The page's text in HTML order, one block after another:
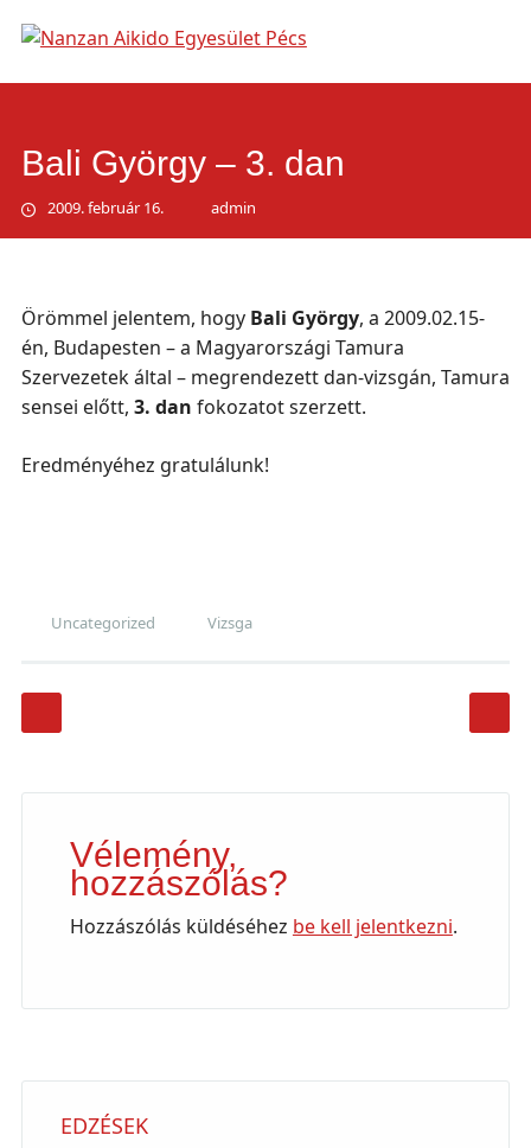
menu
Bali György – 3. dan
2009. február 16. admin
Örömmel jelentem, hogy Bali György, a 2009.02.15-
én, Budapesten – a Magyarországi Tamura
Szervezetek által – megrendezett dan-vizsgán, Tamura
sensei előtt, 3. dan fokozatot szerzett.
Eredményéhez gratulálunk!
Uncategorized Vizsga
Post navigation
Vélemény,
hozzászólás?
Hozzászólás küldéséhez be kell jelentkezni.
EDZÉSEK